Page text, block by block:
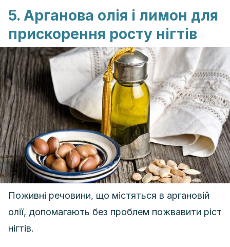
5. Арганова олія і лимон для
прискорення росту нігтів
Поживні речовини, що містяться в аргановій
олії, допомагають без проблем пожвавити ріст
нігтів.